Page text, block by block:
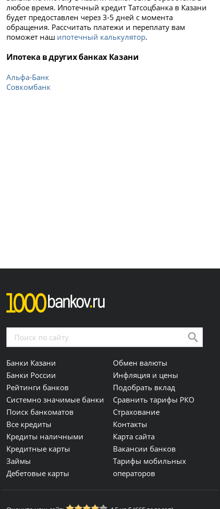
любое время. Ипотечный кредит Татсоцбанка в Казани
будет предоставлен через 3-5 дней с момента
обращения. Рассчитать платежи и переплату вам
поможет наш ипотечный калькулятор.
Ипотека в других банках Казани
Альфа-Банк
Совкомбанк
Банки Казани
Банки России
Рейтинги банков
Системно значимые банки
Поиск банкоматов
Все кредиты
Кредиты наличными
Кредитные карты
Займы
Дебетовые карты
Обмен валюты
Инфляция и цены
Подобрать вклад
Сравнить тарифы РКО
Страхование
Контакты
Карта сайта
Вакансии банков
Тарифы мобильных
операторов